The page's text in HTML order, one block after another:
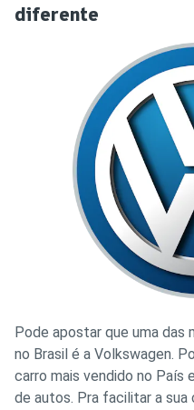
diferente
Pode apostar que uma das
no Brasil é a Volkswagen.
carro mais vendido no País
de autos. Pra facilitar a